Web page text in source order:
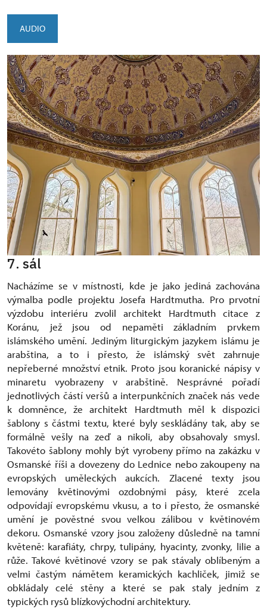
AUDIO
7. sál
Nacházíme se v místnosti, kde je jako jediná zachována
výmalba podle projektu Josefa Hardtmutha. Pro prvotní
výzdobu interiéru zvolil architekt Hardtmuth citace z
Koránu, jež jsou od nepaměti základním prvkem
islámského umění. Jediným liturgickým jazykem islámu je
arabština, a to i přesto, že islámský svět zahrnuje
nepřeberné množství etnik. Proto jsou koranické nápisy v
minaretu vyobrazeny v arabštině. Nesprávné pořadí
jednotlivých částí veršů a interpunkčních značek nás vede
k domněnce, že architekt Hardtmuth měl k dispozici
šablony s částmi textu, které byly seskládány tak, aby se
formálně vešly na zeď a nikoli, aby obsahovaly smysl.
Takovéto šablony mohly být vyrobeny přímo na zakázku v
Osmanské říši a dovezeny do Lednice nebo zakoupeny na
evropských uměleckých aukcích. Zlacené texty jsou
lemovány květinovými ozdobnými pásy, které zcela
odpovídají evropskému vkusu, a to i přesto, že osmanské
umění je pověstné svou velkou zálibou v květinovém
dekoru. Osmanské vzory jsou založeny důsledně na tamní
květeně: karafiáty, chrpy, tulipány, hyacinty, zvonky, lilie a
růže. Takové květinové vzory se pak stávaly oblíbeným a
velmi častým námětem keramických kachliček, jimiž se
obkládaly celé stěny a které se pak staly jedním z
typických rysů blízkovýchodní architektury.